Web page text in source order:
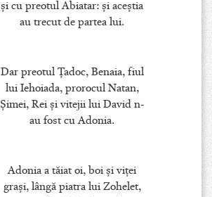
şi cu preotul Abiatar: şi aceştia
au trecut de partea lui.
Dar preotul Ţadoc, Benaia, fiul
lui Iehoiada, prorocul Natan,
Şimei, Rei şi vitejii lui David n-
au fost cu Adonia.
Adonia a tăiat oi, boi şi viţei
graşi, lângă piatra lui Zohelet,